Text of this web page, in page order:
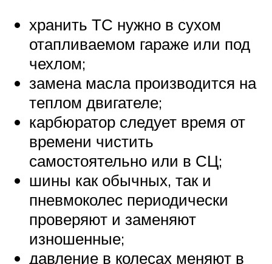
хранить ТС нужно в сухом
отапливаемом гараже или под
чехлом;
замена масла производится на
теплом двигателе;
карбюратор следует время от
времени чистить
самостоятельно или в СЦ;
шины как обычных, так и
пневмоколес периодически
проверяют и заменяют
изношенные;
давление в колесах меняют в